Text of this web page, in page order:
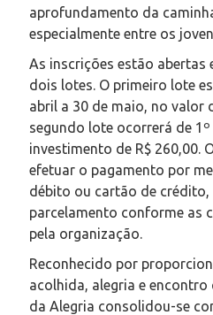
aprofundamento da
especialmente entre os
As inscrições estão abertas
dois lotes. O primeiro lote
abril a 30 de maio, no valor
segundo lote ocorrerá de
investimento de R$ 260,00.
efetuar o pagamento por
débito ou cartão de
parcelamento conforme as
pela organização.
Reconhecido por
acolhida, alegria e encontro
da Alegria consolidou-se